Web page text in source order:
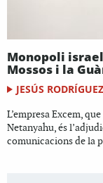
Monopoli
Mossos i la
JESÚS RODRÍGUEZ
L’empresa Excem,
Netanyahu, és
comunicacions de la